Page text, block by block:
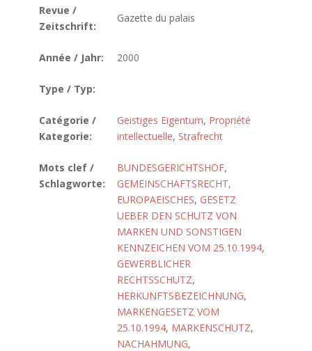
Revue /
Zeitschrift:
Gazette du palais
Année / Jahr: 2000
Type / Typ:
Catégorie /
Kategorie:
Geistiges Eigentum, Propriété
intellectuelle, Strafrecht
Mots clef /
Schlagworte:
BUNDESGERICHTSHOF,
GEMEINSCHAFTSRECHT,
EUROPAEISCHES, GESETZ
UEBER DEN SCHUTZ VON
MARKEN UND SONSTIGEN
KENNZEICHEN VOM 25.10.1994,
GEWERBLICHER
RECHTSSCHUTZ,
HERKUNFTSBEZEICHNUNG,
MARKENGESETZ VOM
25.10.1994, MARKENSCHUTZ,
NACHAHMUNG,